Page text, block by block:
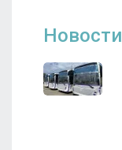
Новости